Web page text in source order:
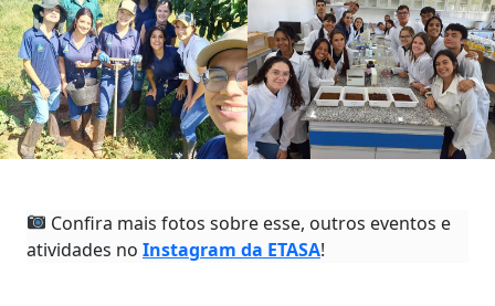
Confira mais fotos sobre esse, outros eventos e
atividades no Instagram da ETASA!